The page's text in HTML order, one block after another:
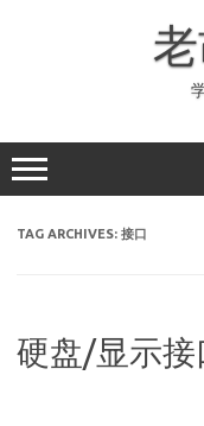
TAG ARCHIVES: 接口
硬盘/显示接